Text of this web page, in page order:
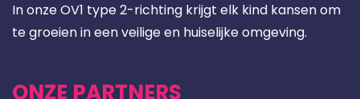
In onze OV1 type 2-richting krijgt elk kind kansen om
te groeien in een veilige en huiselijke omgeving.
ONZE PARTNERS